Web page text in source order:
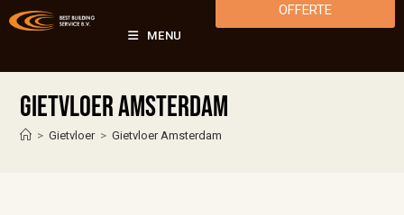
MENU
OFFERTE
Gietvloer Amsterdam
> Gietvloer > Gietvloer Amsterdam